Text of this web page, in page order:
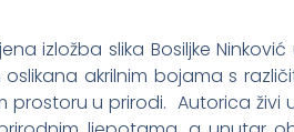
izložba slika Bosiljke
akrilnim bojama s
u prirodi. Autorica živi